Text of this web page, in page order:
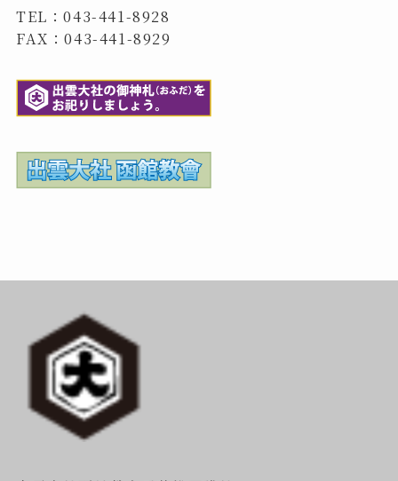
TEL：043-441-8928
FAX：043-441-8929